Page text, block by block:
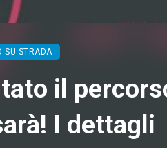
SU STRADA
il
I dettagli